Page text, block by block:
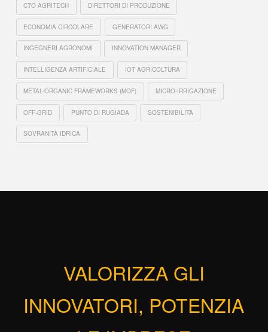
CTO AGRITECH DIRETTORI DI PRODUZIONE
ECONOMIA CIRCOLARE GENERATORI AWG
INGEGNERI AGRONOMI INNOVATION MANAGER
INTELLIGENZA ARTIFICIALE IOT AGRICOLTURA
METAL-ORGANIC FRAMEWORKS (MOF) MICRO-IRRIGAZIONE
OFF-GRID PUNTO DI RUGIADA SOSTENIBILITÀ
SOVRANITÀ IDRICA
VALORIZZA GLI
INNOVATORI, POTENZIA